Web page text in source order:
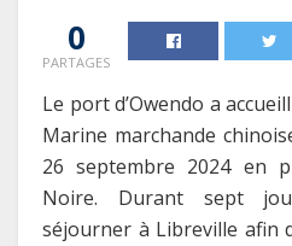
0
PARTAGES
Le port d’Owendo a
Marine marchande
26 septembre 2024 en
Noire. Durant sept
séjourner à Libreville afin